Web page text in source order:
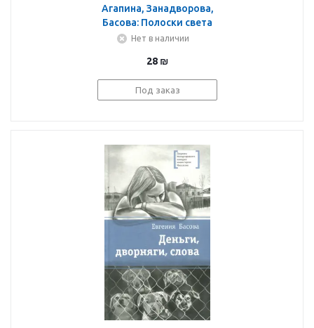
Агапина, Занадворова,
Басова: Полоски света
Нет в наличии
28 ₪
Под заказ